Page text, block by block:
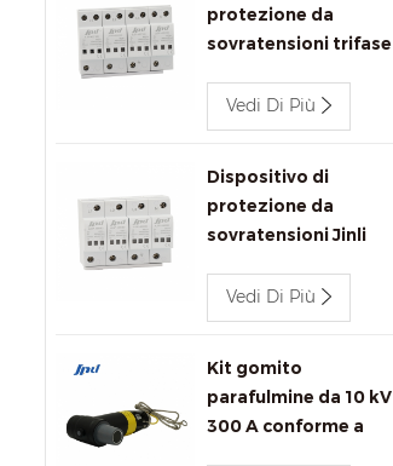
protezione da
sovratensioni trifase
400/100/4P 400V
100kA
Vedi Di Più
Dispositivo di
protezione da
sovratensioni Jinli
400V 80kA ca con
segnalazione remota
Vedi Di Più
Kit gomito
parafulmine da 10 kV
300 A conforme a